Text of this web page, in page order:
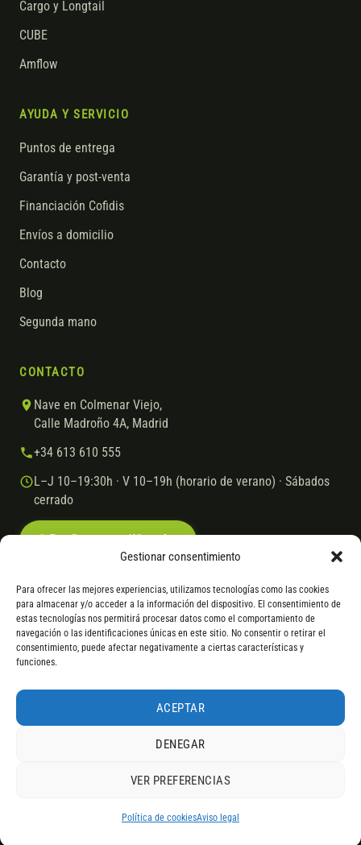
Gestionar consentimiento
Para ofrecer las mejores experiencias, utilizamos tecnologías como las cookies
para almacenar y/o acceder a la información del dispositivo. El consentimiento de
estas tecnologías nos permitirá procesar datos como el comportamiento de
navegación o las identificaciones únicas en este sitio. No consentir o retirar el
consentimiento, puede afectar negativamente a ciertas características y
funciones.
ACEPTAR
DENEGAR
VER PREFERENCIAS
Política de cookiesAviso legal
Cargo y Longtail
CUBE
Amflow
AYUDA Y SERVICIO
Puntos de entrega
Garantía y post-venta
Financiación Cofidis
Envíos a domicilio
Contacto
Blog
Segunda mano
CONTACTO
Nave en Colmenar Viejo,
Calle Madroño 4A, Madrid
+34 613 610 555
L–J 10–19:30h · V 10–19h (horario de verano) · Sábados
cerrado
© 2026 Ebike.esAviso legal Política de cookies
VISA Mastercard Transferencia Cofidis
Gasto de apertura: 4% hasta 18 meses y 7% a 24 meses. Consulta
* Los modelos con entrega inmediata se envían 24 h laborables tras el
servir el producto, se devuelve el importe sin coste. La información de
por otros equivalentes o superiores.RESEÑAS DE